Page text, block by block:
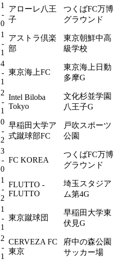
1
-
0
アローレ八王
子
つくばFC万博
グラウンド
1
-
1
アストラ倶楽
部
東京朝鮮中高
級学校
4
-
1
東京海上FC
東京海上日動
多摩G
2
-
1
Intel Biloba
Tokyo
文化杉並学園
八王子G
0
-
2
早稲田大学ア
式蹴球部FC
戸吹スポーツ
公園
3
-
0
FC KOREA
つくばFC万博
グラウンド
1
-
2
FLUTTO -
FLUTTO
埼玉スタジア
ム第4G
1
-
1
東京蹴球団
早稲田大学東
伏見G
2
-
1
CERVEZA FC
東京
府中の森公園
サッカー場